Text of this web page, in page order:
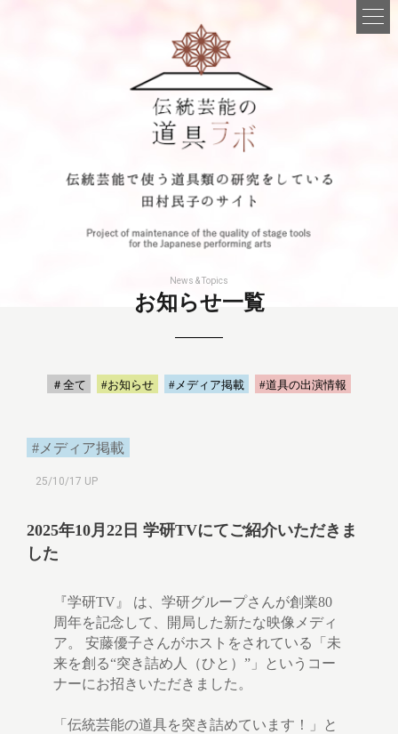
News & Topics
お知らせ一覧
＃全て #お知らせ #メディア掲載 #道具の出演情報
#メディア掲載
25/10/17 UP
2025年10月22日 学研TVにてご紹介いただきま
した
『学研TV』 は、学研グループさんが創業80
周年を記念して、開局した新たな映像メディ
ア。 安藤優子さんがホストをされている「未
来を創る“突き詰め人（ひと）”」というコー
ナーにお招きいただきました。
「伝統芸能の道具を突き詰めています！」と